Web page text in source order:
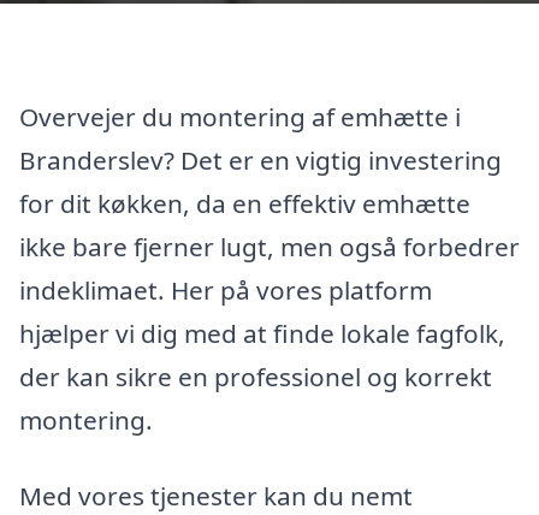
Overvejer du montering af emhætte i
Branderslev? Det er en vigtig investering
for dit køkken, da en effektiv emhætte
ikke bare fjerner lugt, men også forbedrer
indeklimaet. Her på vores platform
hjælper vi dig med at finde lokale fagfolk,
der kan sikre en professionel og korrekt
montering.
Med vores tjenester kan du nemt